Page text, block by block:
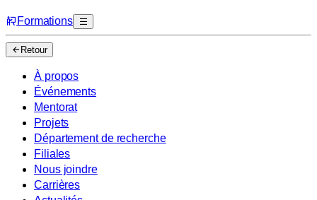
Formations
Retour
À propos
Événements
Mentorat
Projets
Département de recherche
Filiales
Nous joindre
Carrières